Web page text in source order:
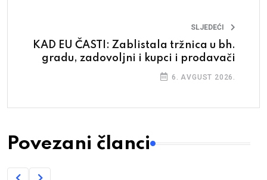
SLJEDEĆI
KAD EU ČASTI: Zablistala tržnica u bh.
gradu, zadovoljni i kupci i prodavači
6. AVGUST 2026.
Povezani članci